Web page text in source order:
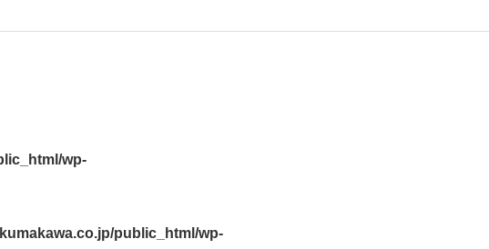
wp-
public_html/wp-